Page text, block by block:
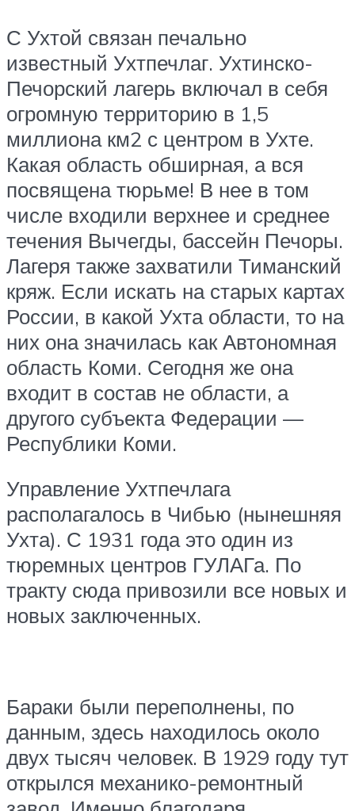
С Ухтой связан печально
известный Ухтпечлаг. Ухтинско-
Печорский лагерь включал в себя
огромную территорию в 1,5
миллиона км2 с центром в Ухте.
Какая область обширная, а вся
посвящена тюрьме! В нее в том
числе входили верхнее и среднее
течения Вычегды, бассейн Печоры.
Лагеря также захватили Тиманский
кряж. Если искать на старых картах
России, в какой Ухта области, то на
них она значилась как Автономная
область Коми. Сегодня же она
входит в состав не области, а
другого субъекта Федерации —
Республики Коми.
Управление Ухтпечлага
располагалось в Чибью (нынешняя
Ухта). С 1931 года это один из
тюремных центров ГУЛАГа. По
тракту сюда привозили все новых и
новых заключенных.
Бараки были переполнены, по
данным, здесь находилось около
двух тысяч человек. В 1929 году тут
открылся механико-ремонтный